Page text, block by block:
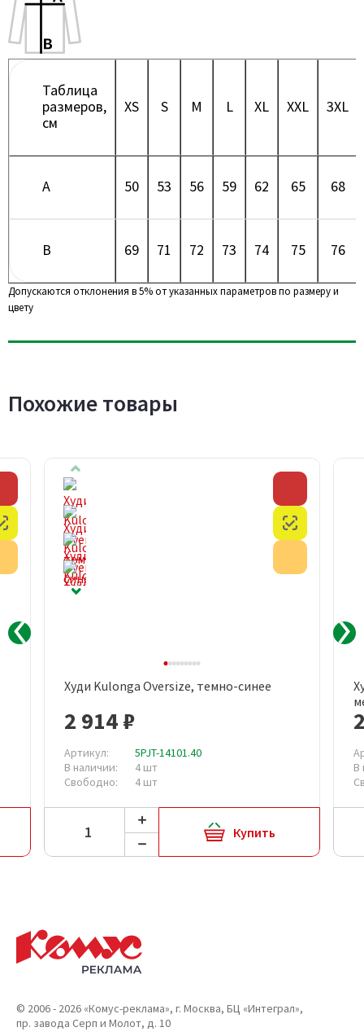
Таблица
размеров,
см
XS S M L XL XXL 3XL
A 50 53 56 59 62 65 68
B 69 71 72 73 74 75 76
Допускаются отклонения в 5% от указанных параметров по размеру и
цвету
Похожие товары
Честный знак
Худи Kulonga Oversize, темно-синее
2 914 ₽
Артикул:
5PJT-14101.40
В наличии:
4 шт
Свободно:
4 шт
Купить
В
© 2006 - 2026 «Комус-реклама», г. Москва, БЦ «Интеграл»,
пр. завода Серп и Молот, д. 10